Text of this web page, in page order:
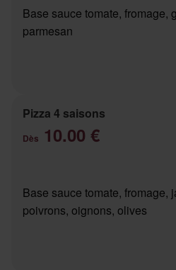
Base sauce tomate, fromage,
parmesan
Pizza 4 saisons
Dès 10.00 €
Base sauce tomate, fromage,
poivrons, oignons, olives